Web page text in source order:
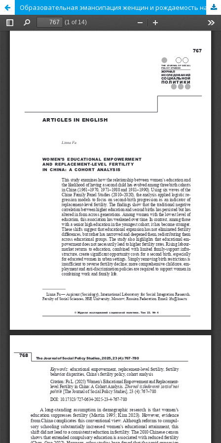
Образовательная эмансипация женщин и рождаемость на уровне воспроизводства населения в Китае: когортный анализ